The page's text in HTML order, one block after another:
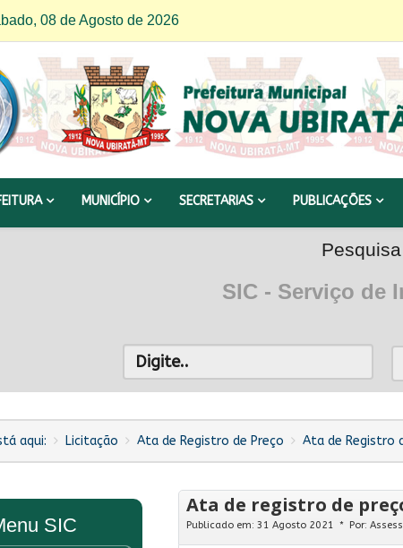
08 de Agosto de 2026
MUNICÍPIO SECRETARIAS PUBLICAÇÕES
SIC - Serviço de
aqui: Licitação Ata de Registro de Preço Ata de Registro
SIC
Ata de registro de
Publicado em: 31 Agosto 2021 Por: